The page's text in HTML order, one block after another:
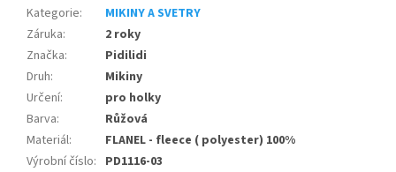
Kategorie:
MIKINY A SVETRY
Záruka:
2 roky
Značka:
Pidilidi
Druh:
Mikiny
Určení:
pro holky
Barva:
Růžová
Materiál:
FLANEL - fleece ( polyester) 100%
Výrobní číslo: PD1116-03